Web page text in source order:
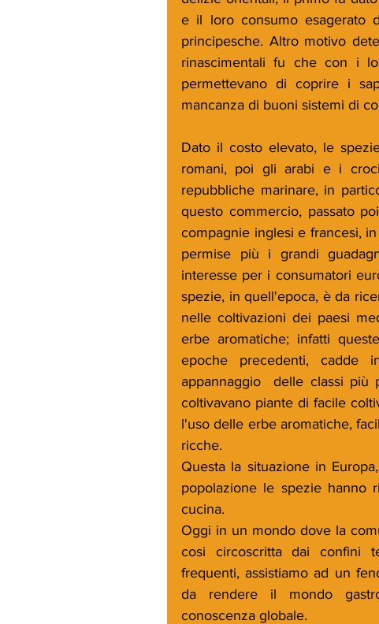
e il loro consumo esagerato
principesche. Altro motivo
rinascimentali fu che con i
permettevano di coprire i
mancanza di buoni sistemi di
Dato il costo elevato, le
romani, poi gli arabi e i
repubbliche marinare, in
questo commercio, passato
compagnie inglesi e francesi,
permise più i grandi
interesse per i consumatori
spezie, in quell'epoca, è da
nelle coltivazioni dei paesi
erbe aromatiche; infatti
epoche precedenti, cadde
appannaggio  delle classi più
coltivavano piante di facile
l'uso delle erbe aromatiche,
ricche.
Questa la situazione in
popolazione le spezie hanno
cucina.
Oggi in un mondo dove la
cosi circoscritta dai confini
frequenti, assistiamo ad un
da rendere il mondo
conoscenza globale.